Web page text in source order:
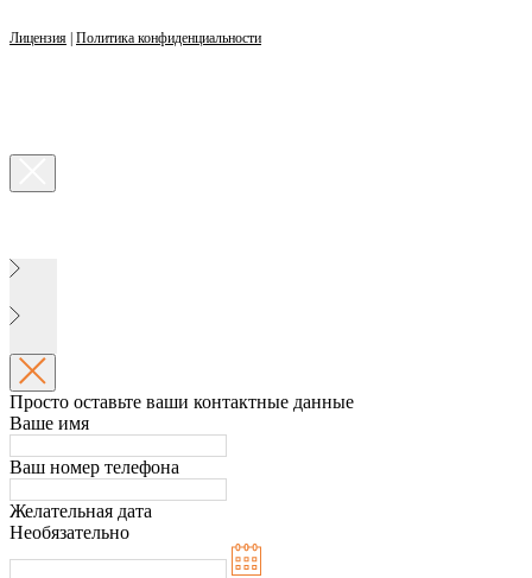
Лицензия | Политика конфиденциальности
Просто оставьте ваши контактные данные
Ваше имя
Ваш номер телефона
Желательная дата
Необязательно